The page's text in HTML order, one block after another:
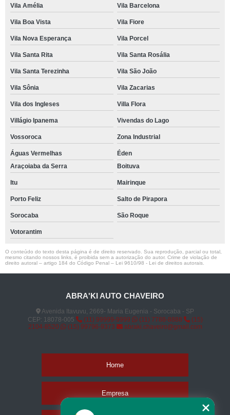
Vila Amélia Vila Barcelona
Vila Boa Vista Vila Fiore
Vila Nova Esperança Vila Porcel
Vila Santa Rita Vila Santa Rosália
Vila Santa Terezinha Vila São João
Vila Sônia Vila Zacarias
Vila dos Ingleses Villa Flora
Villágio Ipanema Vivendas do Lago
Vossoroca Zona Industrial
Águas Vermelhas
Éden
Araçoiaba da Serra
Boituva
Itu Mairinque
Porto Feliz Salto de Pirapora
Sorocaba São Roque
Votorantim
O conteúdo do texto desta página é de direito reservado. Sua reprodução, parcial ou total,
mesmo citando nossos links, é proibida sem a autorização do autor. Crime de violação de
direito autoral – artigo 184 do Código Penal – Lei 9610/98 - Lei de direitos autorais
ABRA'KI AUTO CHAVEIRO
Avenida Itavuvu, 2669- Maria Eugenia - Sorocaba - SP
CEP: 18078-005
(11) 99999-9999 (11) 7788-8888
(15)
2104-8520
(15) 99796-9373 abraki.chaveiro@gmail.com
Home
Empresa